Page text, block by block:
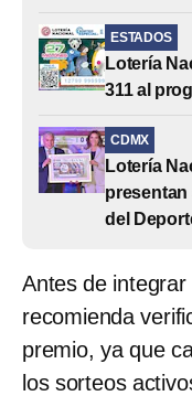
ESTADOS
Lotería
311 al
CDMX
Lotería
presentan
del
Antes de
recomienda
premio, ya que
los sorteos